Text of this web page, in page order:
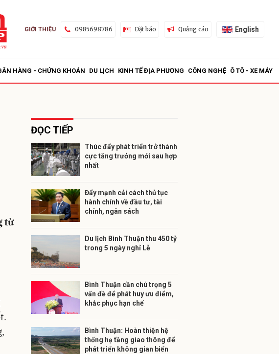
GIỚI THIỆU 0985698786 Đặt báo Quảng cáo English
HÀNG - CHỨNG KHOÁN DU LỊCH KINH TẾ ĐỊA PHƯƠNG CÔNG NGHỆ Ô TÔ - XE MÁY
từ
ĐỌC TIẾP
Thúc đẩy phát triển trở thành
cực tăng trưởng mới sau hợp
nhất
Đẩy mạnh cải cách thủ tục
hành chính về đầu tư, tài
chính, ngân sách
Du lịch Bình Thuận thu 450 tỷ
trong 5 ngày nghỉ Lễ
Bình Thuận cần chú trọng 5
vấn đề để phát huy ưu điểm,
khắc phục hạn chế
Bình Thuận: Hoàn thiện hệ
thống hạ tầng giao thông để
phát triển không gian biển
Gửi